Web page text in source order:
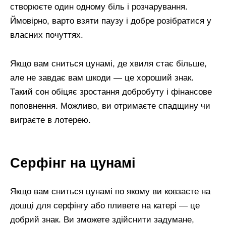
створюєте один одному біль і розчарування.
Ймовірно, варто взяти паузу і добре розібратися у
власних почуттях.
Якщо вам сниться цунамі, де хвиля стає більше,
але не завдає вам шкоди — це хороший знак.
Такий сон обіцяє зростання добробуту і фінансове
поповнення. Можливо, ви отримаєте спадщину чи
виграєте в лотерею.
Серфінг на цунамі
Якщо вам сниться цунамі по якому ви ковзаєте на
дошці для серфінгу або пливете на катері — це
добрий знак. Ви зможете здійснити задумане,